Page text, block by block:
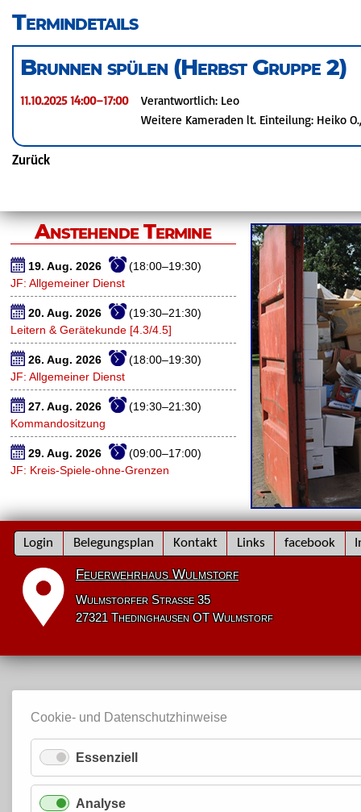
Termindetails
Brunnen spülen (Herbst Gruppe 2)
11.10.2025 14:00–17:00
Verantwortlich: Leo
Weitere Kameraden lt. Einteilung: Heiko
Zurück
Anstehende Termine
19. Aug. 2026
(18:00–19:30)
JF: Allgemeiner Dienst
20. Aug. 2026
(19:30–21:30)
Leitern & Gerätekunde [4.3/4.5]
26. Aug. 2026
(18:00–19:30)
JF: Allgemeiner Dienst
27. Aug. 2026
(19:30–21:30)
Kommandositzung
29. Aug. 2026
(09:00–17:00)
JF: Kreis-Spiele-ohne-Grenzen
Navigation
überspringen
Login Belegungsplan Kontakt Links facebook
Feuerwehrhaus Wulmstorf
Wulmstorfer Straße 35
27321 Thedinghausen OT Wulmstorf
Cookie- und Datenschutzhinweise
Essenziell
Analyse